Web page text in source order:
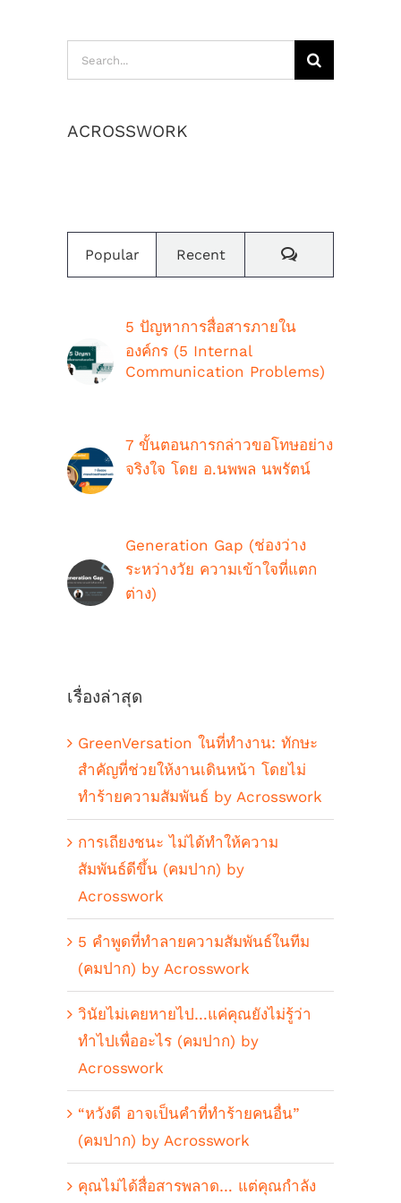
Search
for:
ACROSSWORK
Popular Recent Comments
5 ปัญหาการสื่อสารภายใน
องค์กร (5 Internal
Communication Problems)
7 ขั้นตอนการกล่าวขอโทษอย่าง
จริงใจ โดย อ.นพพล นพรัตน์
Generation Gap (ช่องว่าง
ระหว่างวัย ความเข้าใจที่แตก
ต่าง)
เรื่องล่าสุด
GreenVersation ในที่ทำงาน: ทักษะ
สำคัญที่ช่วยให้งานเดินหน้า โดยไม่
ทำร้ายความสัมพันธ์ by Acrosswork
การเถียงชนะ ไม่ได้ทำให้ความ
สัมพันธ์ดีขึ้น (คมปาก) by
Acrosswork
5 คำพูดที่ทำลายความสัมพันธ์ในทีม
(คมปาก) by Acrosswork
วินัยไม่เคยหายไป…แค่คุณยังไม่รู้ว่า
ทำไปเพื่ออะไร (คมปาก) by
Acrosswork
“หวังดี อาจเป็นคำที่ทำร้ายคนอื่น”
(คมปาก) by Acrosswork
คุณไม่ได้สื่อสารพลาด… แต่คุณกำลัง